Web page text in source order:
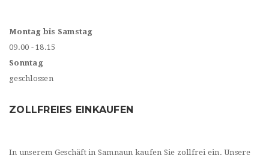
Montag bis Samstag
09.00 - 18.15
Sonntag
geschlossen
ZOLLFREIES EINKAUFEN
In unserem Geschäft in Samnaun kaufen Sie zollfrei ein. Unsere